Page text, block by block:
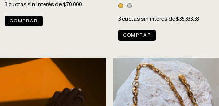
3 cuotas sin interés de $70.000
3 cuotas sin interés de $35.333,33
COMPRAR